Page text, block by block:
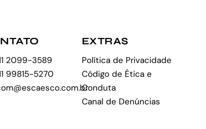
2099-3589
99815-5270
EXTRAS
Política de Privacidade
Código de Ética e
Conduta
Canal de Denúncias